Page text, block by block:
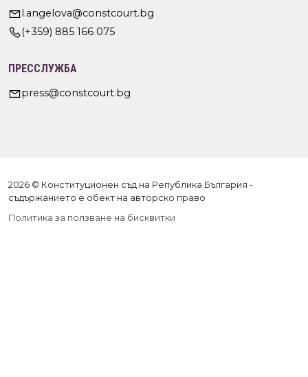
l.angelova@constcourt.bg
(+359) 885 166 075
ПРЕССЛУЖБА
press@constcourt.bg
2026 © Конституционен съд на Република България -
съдържанието е обект на авторско право
Политика за ползване на бисквитки